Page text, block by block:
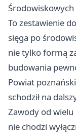
To zestawienie
sięga po
nie tylko formą
budowania
Powiat
schodził na
Zawody od
nie chodzi